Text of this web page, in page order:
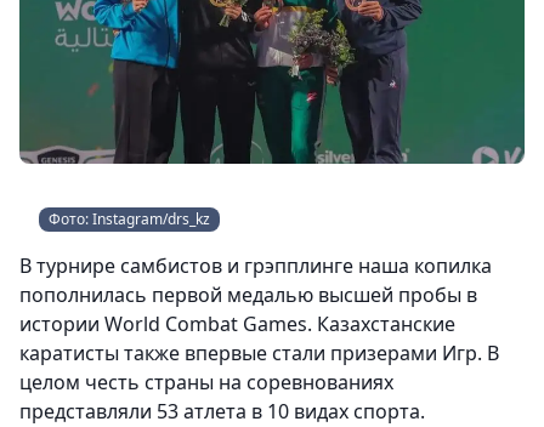
Фото: Instagram/drs_kz
В турнире самбистов и грэпплинге наша копилка
пополнилась первой медалью высшей пробы в
истории World Combat Games. Казахстанские
каратисты также впервые стали призерами Игр. В
целом честь страны на соревнованиях
представляли 53 атлета в 10 видах спорта.